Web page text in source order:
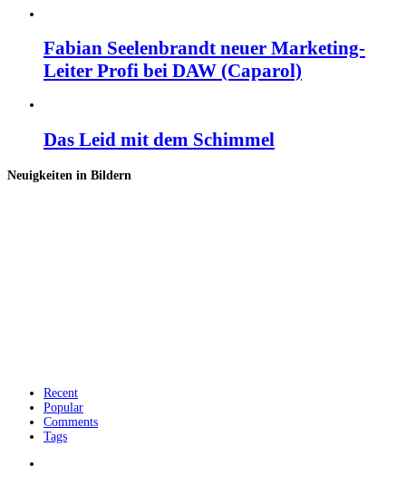
Fabian Seelenbrandt neuer Marketing-
Leiter Profi bei DAW (Caparol)
Das Leid mit dem Schimmel
Neuigkeiten in Bildern
Recent
Popular
Comments
Tags